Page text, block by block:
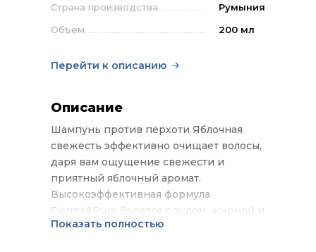
Страна производства
Румыния
Объем
200 мл
Перейти к описанию
Описание
Шампунь против перхоти Яблочная
свежесть эффективно очищает волосы,
даря вам ощущение свежести и
приятный яблочный аромат.
Высокоэффективная формула
Derma&Pure борется с зудом, жирной и
сухой кожей головы, предотвращая
Показать полностью